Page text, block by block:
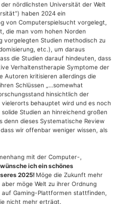
nördlichsten Universität der Welt
haben 2024 ein
von Computerspielsucht vorgelegt,
die man vom hohen Norden
vorgelegten Studien methodisch zu
etc.), um daraus
die Studien darauf hindeuten, dass
Verhaltenstherapie Symptome der
Autoren kritisieren allerdings die
Schlüssen „…somewhat
hinsichtlich der
behauptet wird und es noch
Studien an hinreichend großen
dieses Systematische Review
wir offenbar weniger wissen, als
mit der Computer-,
wünsche ich ein schönes
2025!Möge die Zukunft mehr
möge Welt zu ihrer Ordnung
Gaming-Plattformen stattfinden,
nicht mehr erträgt.